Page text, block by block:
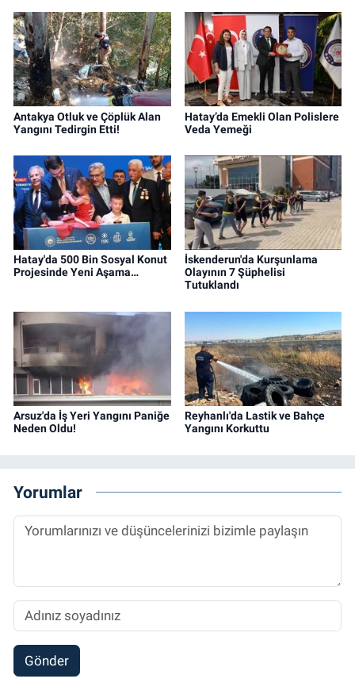
Antakya Otluk ve Çöplük Alan
Yangını Tedirgin Etti!
Hatay’da Emekli Olan Polislere
Veda Yemeği
Hatay'da 500 Bin Sosyal Konut
Projesinde Yeni Aşama…
İskenderun'da Kurşunlama
Olayının 7 Şüphelisi
Tutuklandı
Arsuz'da İş Yeri Yangını Paniğe
Neden Oldu!
Reyhanlı'da Lastik ve Bahçe
Yangını Korkuttu
Yorumlar
Gönder